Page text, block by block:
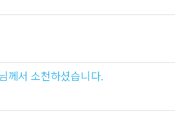
께서 소천하셨습니다.